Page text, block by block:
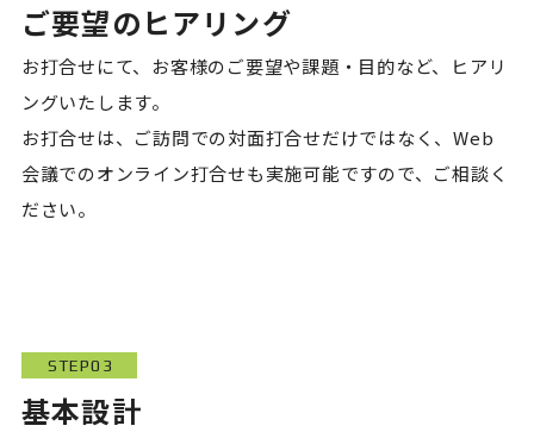
ご要望のヒアリング
お打合せにて、お客様のご要望や課題・目的など、ヒアリ
ングいたします。
お打合せは、ご訪問での対面打合せだけではなく、Web
会議でのオンライン打合せも実施可能ですので、ご相談く
ださい。
STEP03
基本設計